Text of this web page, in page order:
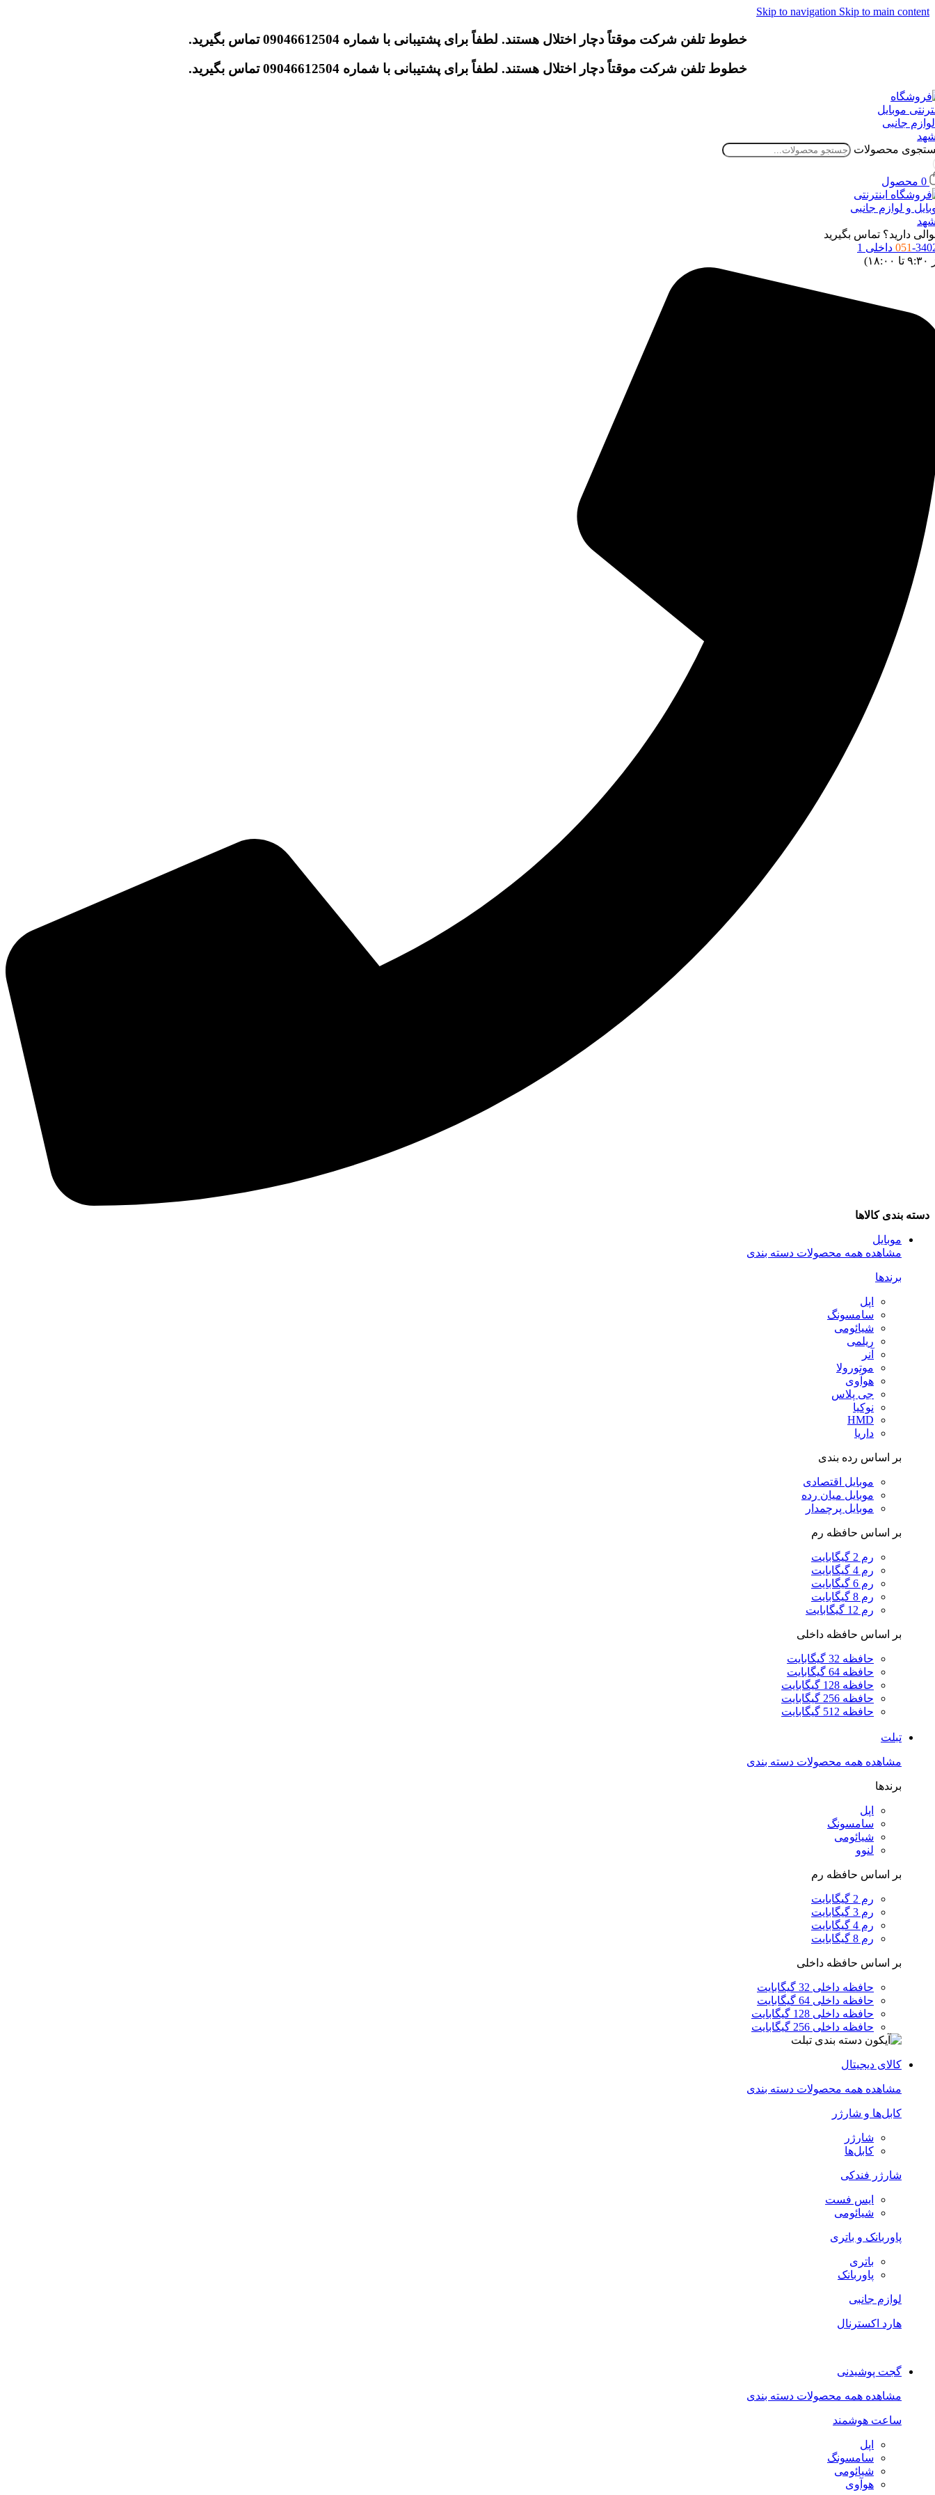
Skip to navigation Skip to main content
خطوط تلفن شرکت موقتاً دچار اختلال هستند. لطفاً برای پشتیبانی با شماره 09046612504 تماس بگیرید.
خطوط تلفن شرکت موقتاً دچار اختلال هستند. لطفاً برای پشتیبانی با شماره 09046612504 تماس بگیرید.
محصولات
0 محصول
دارید؟ تماس بگیرید
051داخلی 1
دسته بندی کالاها
موبایل
مشاهده همه محصولات دسته بندی
برندها
اپل
سامسونگ
شیائومی
ریلمی
آنر
موتورولا
هوآوی
جی پلاس
نوکیا
HMD
داریا
بر اساس رده بندی
موبایل اقتصادی
موبایل میان رده
موبایل پرچمدار
بر اساس حافظه رم
رم 2 گیگابایت
رم 4 گیگابایت
رم 6 گیگابایت
رم 8 گیگابایت
رم 12 گیگابایت
بر اساس حافظه داخلی
حافظه 32 گیگابایت
حافظه 64 گیگابایت
حافظه 128 گیگابایت
حافظه 256 گیگابایت
حافظه 512 گیگابایت
تبلت
مشاهده همه محصولات دسته بندی
برندها
اپل
سامسونگ
شیائومی
لنوو
بر اساس حافظه رم
رم 2 گیگابایت
رم 3 گیگابایت
رم 4 گیگابایت
رم 8 گیگابایت
بر اساس حافظه داخلی
حافظه داخلی 32 گیگابایت
حافظه داخلی 64 گیگابایت
حافظه داخلی 128 گیگابایت
حافظه داخلی 256 گیگابایت
کالای دیجیتال
مشاهده همه محصولات دسته بندی
کابل‌ها و شارژر
شارژر
کابل‌ها
شارژر فندکی
ایس فست
شیائومی
پاوربانک و باتری
باتری
پاوربانک
لوازم جانبی
هارد اکسترنال
گجت پوشیدنی
مشاهده همه محصولات دسته بندی
ساعت هوشمند
اپل
سامسونگ
شیائومی
هوآوی